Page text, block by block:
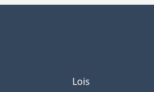
Lois